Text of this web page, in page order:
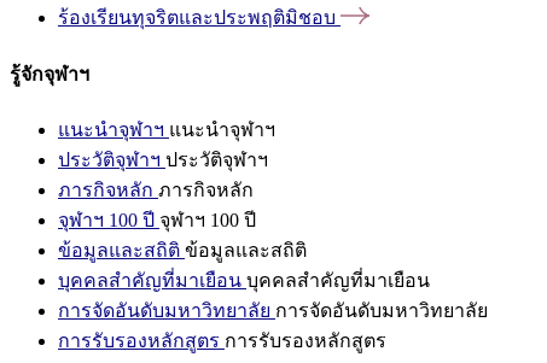
ร้องเรียนทุจริตและประพฤติมิชอบ
รู้จักจุฬาฯ
แนะนำจุฬาฯ แนะนำจุฬาฯ
ประวัติจุฬาฯ ประวัติจุฬาฯ
ภารกิจหลัก ภารกิจหลัก
จุฬาฯ 100 ปี จุฬาฯ 100 ปี
ข้อมูลและสถิติ ข้อมูลและสถิติ
บุคคลสำคัญที่มาเยือน บุคคลสำคัญที่มาเยือน
การจัดอันดับมหาวิทยาลัย การจัดอันดับมหาวิทยาลัย
การรับรองหลักสูตร การรับรองหลักสูตร